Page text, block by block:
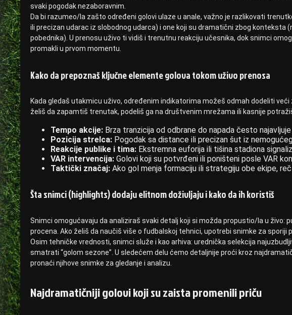
svaki pogodak nezaboravnim.
Da bi razumeo/la zašto određeni golovi ulaze u anale, važno je razlikovati
ili precizan udarac iz slobodnog udarca) i one koji su dramatični zbog konteksta
pobednika). U prenosu uživo ti vidiš i trenutnu reakciju učesnika, dok snimci
promakli u prvom momentu.
Kako da prepoznaš ključne elemente golova tokom uživo prenosa
Kada gledaš utakmicu uživo, određenim indikatorima možeš odmah dodeliti
želiš da zapamtiš trenutak, podeliš ga na društvenim mrežama ili kasnije
Tempo akcije: Brza tranzicija od odbrane do napada često
Pozicija strelca: Pogodak sa distance ili precizan šut iz
Reakcije publike i tima: Ekstremna euforija ili tišina stadiona
VAR intervencija: Golovi koji su potvrđeni ili poništeni posle VAR
Taktički značaj: Ako gol menja formaciju ili strategiju obe ekipe,
Šta snimci (highlights) dodaju elitnom doživljaju i kako da ih koristiš
Snimci omogućavaju da analiziraš svaki detalj koji si možda propustio/la u živo:
procena. Ako želiš da naučiš više o fudbalskoj tehnici, upotrebi snimke za sporiji
Osim tehničke vrednosti, snimci služe i kao arhiva: urednička selekcija
smatrati “golom sezone”. U sledećem delu ćemo detaljnije proći kroz
pronaći njihove snimke za gledanje i analizu.
Najdramatičniji golovi koji su zaista promenili priču